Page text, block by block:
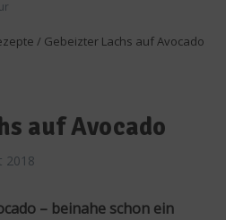
/ Gebeizter Lachs auf Avocado
auf Avocado
2018
– beinahe schon ein